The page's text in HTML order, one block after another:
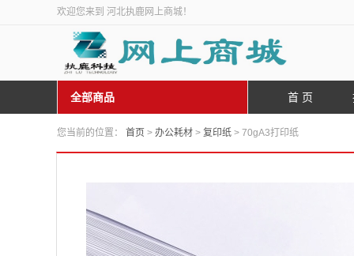
欢迎您来到 河北执鹿网上商城！
全部商品 首 页
您当前的位置： 首页 > 办公耗材 > 复印纸 > 70gA3打印纸